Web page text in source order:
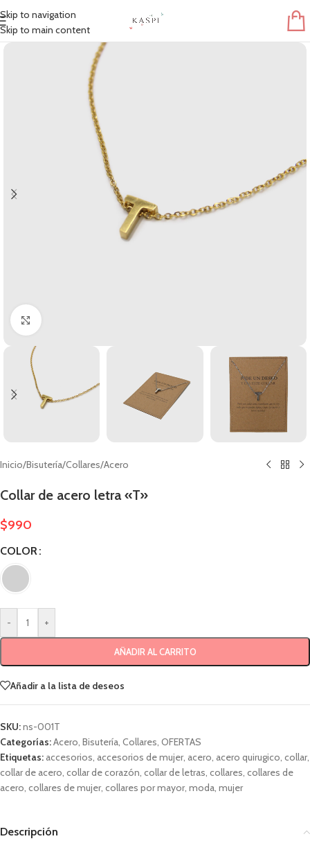
Skip to navigation
Skip to main content
Clic para ampliar
Inicio/Bisutería/Collares/Acero
Collar de acero letra «T»
$990
COLOR
- +
AÑADIR AL CARRITO
Añadir a la lista de deseos
SKU:ns-001T
Categorías:Acero, Bisutería, Collares, OFERTAS
Etiquetas: accesorios, accesorios de mujer, acero, acero quirugico, collar,
collar de acero, collar de corazón, collar de letras, collares, collares de
acero, collares de mujer, collares por mayor, moda, mujer
Descripción